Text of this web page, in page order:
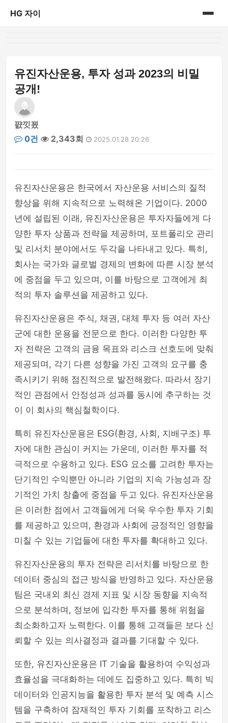
HG 자이
유진자산운용, 투자 성과 2023의 비밀
공개!
퍐낏꾔
0건
2,343회 2025.01.28 20:26
유진자산운용은 한국에서 자산운용 서비스의 질적
향상을 위해 지속적으로 노력해온 기업이다. 2000
년에 설립된 이래, 유진자산운용은 투자자들에게 다
양한 투자 상품과 전략을 제공하며, 포트폴리오 관리
및 리서치 분야에서도 두각을 나타내고 있다. 특히,
회사는 국가와 글로벌 경제의 변화에 따른 시장 분석
에 중점을 두고 있으며, 이를 바탕으로 고객에게 최
적의 투자 솔루션을 제공하고 있다.
유진자산운용은 주식, 채권, 대체 투자 등 여러 자산
군에 대한 운용을 전문으로 한다. 이러한 다양한 투
자 전략은 고객의 금융 목표와 리스크 선호도에 맞춰
제공되며, 각기 다른 성향을 가진 고객의 요구를 충
족시키기 위해 점진적으로 발전해왔다. 따라서 장기
적인 관점에서 안정성과 성과를 동시에 추구하는 것
이 이 회사의 핵심철학이다.
특히 유진자산운용은 ESG(환경, 사회, 지배구조) 투
자에 대한 관심이 커지는 가운데, 이러한 투자를 적
극적으로 수용하고 있다. ESG 요소를 고려한 투자는
단기적인 수익뿐만 아니라 기업의 지속 가능성과 장
기적인 가치 창출에 중점을 두고 있다. 유진자산운용
은 이러한 점에서 고객들에게 더욱 우수한 투자 기회
를 제공하고 있으며, 환경과 사회에 긍정적인 영향을
미칠 수 있는 기업들에 대한 투자를 확대하고 있다.
유진자산운용의 투자 전략은 리서치를 바탕으로 한
데이터 중심의 접근 방식을 반영하고 있다. 자산운용
팀은 국내외 최신 경제 지표 및 시장 동향을 지속적
으로 분석하며, 정보에 입각한 투자를 통해 위험을
최소화하고자 노력한다. 이를 통해 고객들은 보다 신
뢰할 수 있는 의사결정과 결과를 기대할 수 있다.
또한, 유진자산운용은 IT 기술을 활용하여 수익성과
효율성을 극대화하는 데에도 집중하고 있다. 특히 빅
데이터와 인공지능을 활용한 투자 분석 및 예측 시스
템을 구축하여 잠재적인 투자 기회를 포착하고 리스